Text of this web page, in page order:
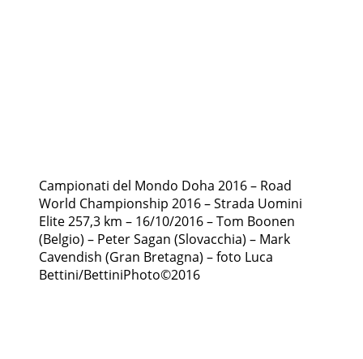
Campionati del Mondo Doha 2016 – Road
World Championship 2016 – Strada Uomini
Elite 257,3 km – 16/10/2016 – Tom Boonen
(Belgio) – Peter Sagan (Slovacchia) – Mark
Cavendish (Gran Bretagna) – foto Luca
Bettini/BettiniPhoto©2016